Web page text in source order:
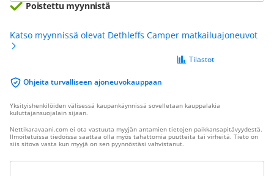
Poistettu myynnistä
Katso myynnissä olevat Dethleffs Camper matkailuajoneuvot
Ohjeita turvalliseen ajoneuvokauppaan
Tilastot
Yksityishenkilöiden välisessä kaupankäynnissä sovelletaan kauppalakia
kuluttajansuojalain sijaan.
Nettikaravaani.com ei ota vastuuta myyjän antamien tietojen paikkansapitävyydestä.
Ilmoitetuissa tiedoissa saattaa olla myös tahattomia puutteita tai virheitä. Tieto on
siis sitova vasta kun myyjä on sen pyynnöstäsi vahvistanut.